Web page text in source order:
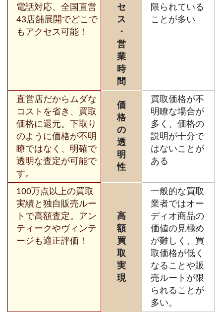
電話対応、全国直営
43店舗展開でどこで
もアクセス可能！
セ
ス
・
営
業
時
間
限られている
ことが多い
直営店だからムダな
コストを省き、買取
価格に還元。下取り
のように価格が不明
瞭ではなく、明確で
透明な査定が可能で
す。
価
格
の
透
明
性
買取価格が不
明瞭な場合が
多く、価格の
説明が十分で
はないことが
ある
100万点以上の買取
実績と独自販売ルー
トで高額査定。アン
ティークやヴィンテ
ージも適正評価！
高
額
買
取
実
現
一般的な買取
業者ではオー
ディオ商品の
価値の見極め
が難しく、買
取価格が低く
なることや販
売ルートが限
られることが
多い。